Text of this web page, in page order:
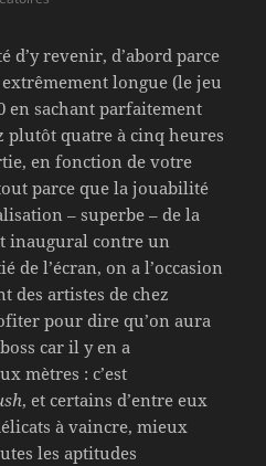
d’y revenir, d’abord parce
extrêmement longue (le jeu
en sachant parfaitement
plutôt quatre à cinq heures
en fonction de votre
parce que la jouabilité
– superbe – de la
inaugural contre un
de l’écran, on a l’occasion
des artistes de chez
pour dire qu’on aura
car il y en a
mètres : c’est
, et certains d’entre eux
à vaincre, mieux
les aptitudes